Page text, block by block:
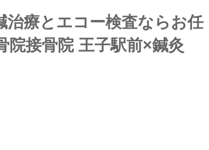
治療とエコー検査ならお任
接骨院 王子駅前×鍼灸